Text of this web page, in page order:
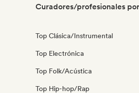
Curadores/profesionales
Top Clásica/Instrumental
Top Electrónica
Top Folk/Acústica
Top Hip-hop/Rap